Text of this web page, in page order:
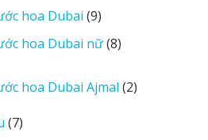
v
e
s
phẩm
hoa Dubai 99
sản
phẩm
hoa Dubai nữ 88
phẩm
hoa Dubai Ajmal 22
77